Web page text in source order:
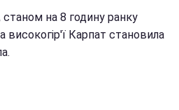
на 8 годину ранку
високогір'ї Карпат становила